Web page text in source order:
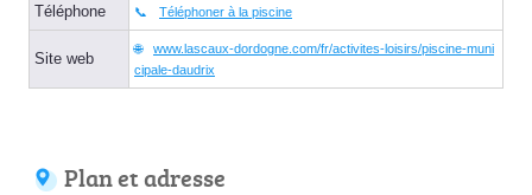
Téléphone Téléphoner à la piscine
Site web
www.lascaux-dordogne.com/fr/activites-loisirs/piscine-muni
cipale-daudrix
Plan et adresse